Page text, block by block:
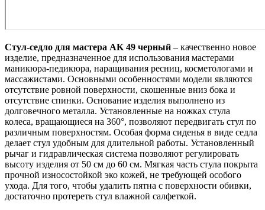
Стул-седло для мастера AK 49 черный – качественно новое
изделие, предназначенное для использования мастерами
маникюра-педикюра, наращивания ресниц, косметологами и
массажистами. Основными особенностями модели являются
отсутствие ровной поверхности, скошенные вниз бока и
отсутствие спинки. Основание изделия выполнено из
долговечного металла. Установленные на ножках стула
колеса, вращающиеся на 360°, позволяют передвигать стул по
различным поверхностям. Особая форма сиденья в виде седла
делает стул удобным для длительной работы. Установленный
рычаг и гидравлическая система позволяют регулировать
высоту изделия от 50 см до 60 см. Мягкая часть стула покрыта
прочной износостойкой эко кожей, не требующей особого
ухода. Для того, чтобы удалить пятна с поверхности обивки,
достаточно протереть стул влажной салфеткой.